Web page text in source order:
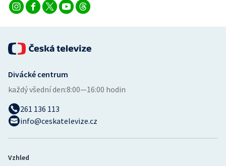
Plavání
Ragby
Rychlostní kanoistika
Sportovní střelba
Divácké centrum
každý všední den:8:00—16:00 hodin
261 136 113
info@ceskatelevize.cz
Vzhled